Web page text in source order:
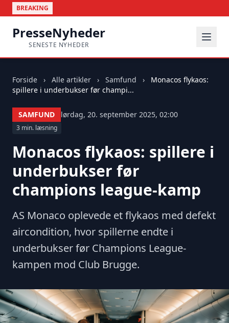
BREAKING
PresseNyheder
SENESTE NYHEDER
Forside › Alle artikler › Samfund ›
Monacos flykaos:
spillere i underbukser før champi...
SAMFUND lørdag, 20. september 2025, 02:00
3 min. læsning
Monacos flykaos: spillere i
underbukser før
champions league-kamp
AS Monaco oplevede et flykaos med defekt
aircondition, hvor spillerne endte i
underbukser før Champions League-
kampen mod Club Brugge.